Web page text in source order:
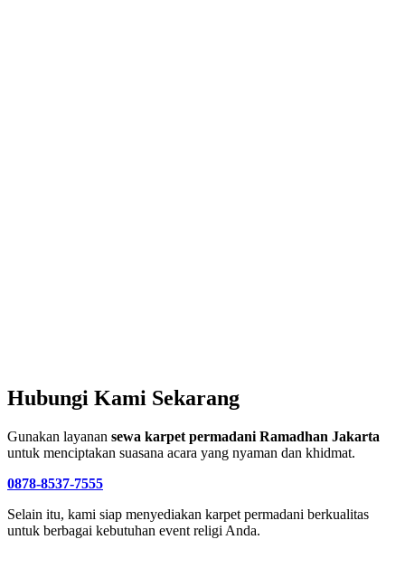
Hubungi Kami Sekarang
Gunakan layanan sewa karpet permadani Ramadhan Jakarta
untuk menciptakan suasana acara yang nyaman dan khidmat.
0878-8537-7555
Selain itu, kami siap menyediakan karpet permadani berkualitas
untuk berbagai kebutuhan event religi Anda.